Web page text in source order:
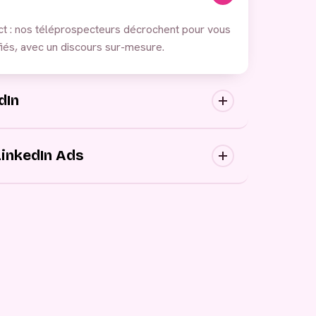
: nos téléprospecteurs décrochent pour vous
avec un discours sur-mesure.
canaux, avec des messages personnalisés.
Ads